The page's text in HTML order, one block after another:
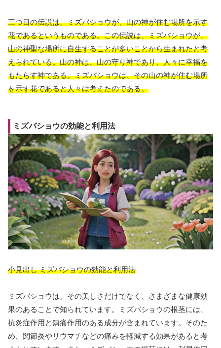
三つ目の伝説は、ミズバショウが、山の神が住む場所を示す
花であるというものである。この伝説は、ミズバショウが、
山の神聖な場所に自生することが多いことから生まれたと考
えられている。山の神は、山の守り神であり、人々に幸福を
もたらす神である。ミズバショウは、その山の神が住む場所
を示す花であると人々は考えたのである。
ミズバショウの効能と利用法
小見出し ミズバショウの効能と利用法
ミズバショウは、その美しさだけでなく、さまざまな健康効
果のあることで知られています。ミズバショウの根茎には、
抗炎症作用と鎮痛作用のある成分が含まれています。そのた
め、関節炎やリウマチなどの痛みを軽減する効果があると考